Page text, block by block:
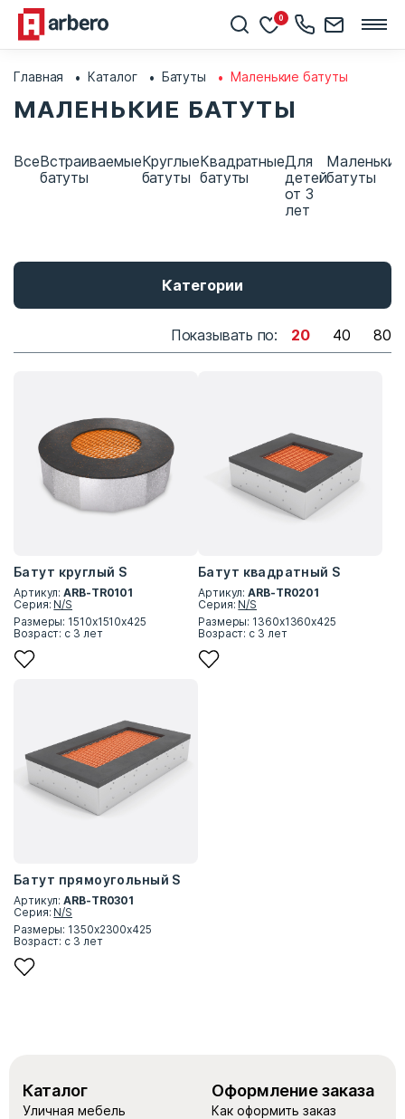
0
Главная Каталог Батуты Маленькие батуты
МАЛЕНЬКИЕ БАТУТЫ
ВсеВстраиваемые
батуты
Круглые
батуты
Квадратные
батуты
Для
детей
от 3
лет
Маленькие
батуты
Категории
Показывать по: 20 40 80
Батут круглый S
Артикул:ARB-TR0101
Серия: N/S
Размеры: 1510x1510x425
Возраст: с 3 лет
Батут квадратный S
Артикул:ARB-TR0201
Серия: N/S
Размеры: 1360x1360x425
Возраст: с 3 лет
Батут прямоугольный S
Артикул:ARB-TR0301
Серия: N/S
Размеры: 1350x2300x425
Возраст: с 3 лет
Каталог
Уличная мебель
Оформление заказа
Как оформить заказ